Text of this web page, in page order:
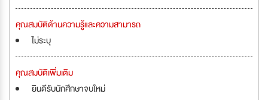
คุณสมบัติด้านความรู้และความสามารถ
ไม่ระบุ
คุณสมบัติเพิ่มเติม
ยินดีรับนักศึกษาจบใหม่